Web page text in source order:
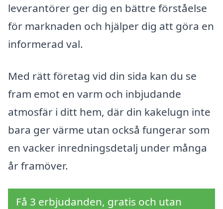
leverantörer ger dig en bättre förståelse
för marknaden och hjälper dig att göra en
informerad val.
Med rätt företag vid din sida kan du se
fram emot en varm och inbjudande
atmosfär i ditt hem, där din kakelugn inte
bara ger värme utan också fungerar som
en vacker inredningsdetalj under många
år framöver.
Få 3 erbjudanden, gratis och utan